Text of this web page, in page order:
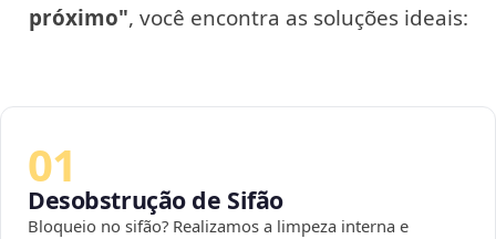
próximo", você encontra as soluções ideais:
01
Desobstrução de Sifão
Bloqueio no sifão? Realizamos a limpeza interna e